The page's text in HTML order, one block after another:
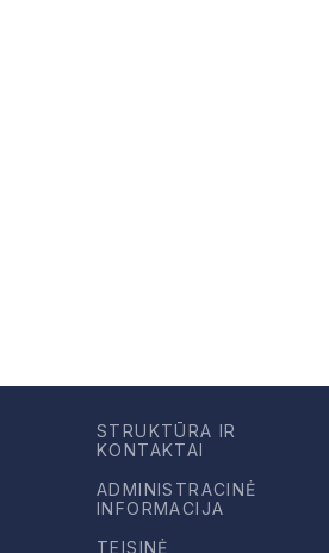
STRUKTŪRA IR
KONTAKTAI
ADMINISTRACINĖ
INFORMACIJA
TEISINĖ